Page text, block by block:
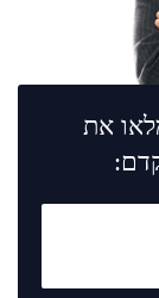
את